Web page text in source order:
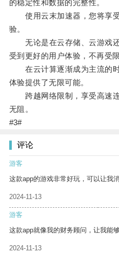
的稳定性和数据的完整性。
使用云末加速器，您将享受
验。
无论是在云存储、云游戏还
受到更好的用户体验，不再受
在云计算逐渐成为主流的时
体验提供了无限可能。
跨越网络限制，享受高速连
无阻。
#3#
评论
游客
这款app的游戏非常好玩，可以让我消
2024-11-13
游客
这款app就像我的财务顾问，让我能
2024-11-13